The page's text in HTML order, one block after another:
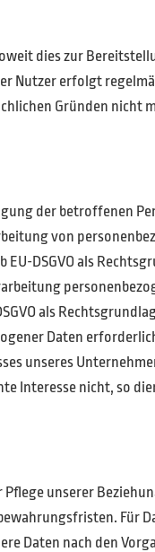
dies zur
Nutzer erfolgt
Gründen nicht
der betroffenen
von
DSGVO als
als
Daten
unseres
nicht, so
unserer
Für
Daten nach den